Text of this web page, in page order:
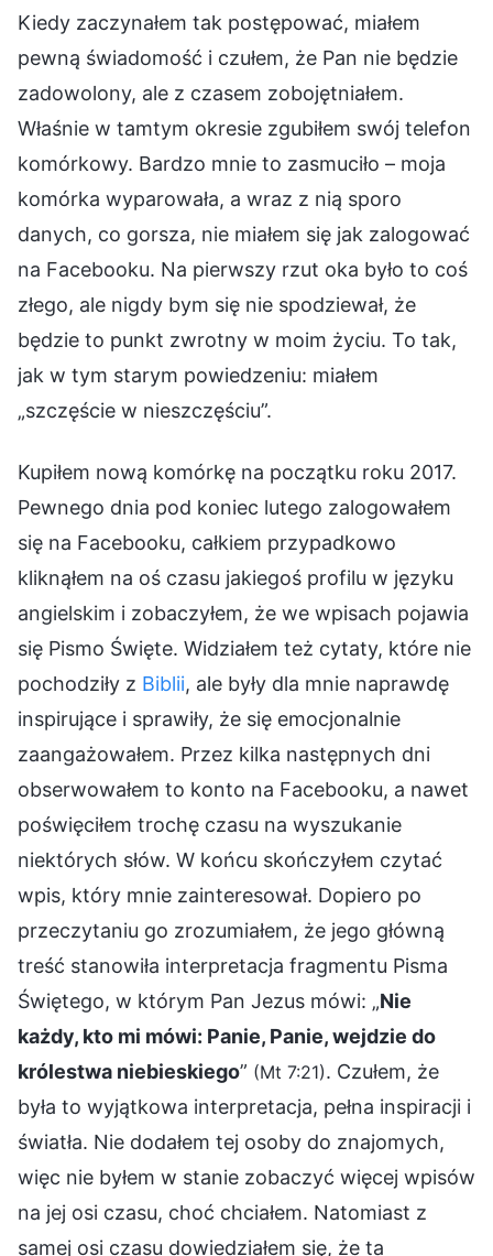
Kiedy zaczynałem tak postępować, miałem
pewną świadomość i czułem, że Pan nie będzie
zadowolony, ale z czasem zobojętniałem.
Właśnie w tamtym okresie zgubiłem swój telefon
komórkowy. Bardzo mnie to zasmuciło – moja
komórka wyparowała, a wraz z nią sporo
danych, co gorsza, nie miałem się jak zalogować
na Facebooku. Na pierwszy rzut oka było to coś
złego, ale nigdy bym się nie spodziewał, że
będzie to punkt zwrotny w moim życiu. To tak,
jak w tym starym powiedzeniu: miałem
„szczęście w nieszczęściu”.
Kupiłem nową komórkę na początku roku 2017.
Pewnego dnia pod koniec lutego zalogowałem
się na Facebooku, całkiem przypadkowo
kliknąłem na oś czasu jakiegoś profilu w języku
angielskim i zobaczyłem, że we wpisach pojawia
się Pismo Święte. Widziałem też cytaty, które nie
pochodziły z Biblii, ale były dla mnie naprawdę
inspirujące i sprawiły, że się emocjonalnie
zaangażowałem. Przez kilka następnych dni
obserwowałem to konto na Facebooku, a nawet
poświęciłem trochę czasu na wyszukanie
niektórych słów. W końcu skończyłem czytać
wpis, który mnie zainteresował. Dopiero po
przeczytaniu go zrozumiałem, że jego główną
treść stanowiła interpretacja fragmentu Pisma
Świętego, w którym Pan Jezus mówi: „Nie
każdy, kto mi mówi: Panie, Panie, wejdzie do
królestwa niebieskiego” (Mt 7:21). Czułem, że
była to wyjątkowa interpretacja, pełna inspiracji i
światła. Nie dodałem tej osoby do znajomych,
więc nie byłem w stanie zobaczyć więcej wpisów
na jej osi czasu, choć chciałem. Natomiast z
samej osi czasu dowiedziałem się, że ta